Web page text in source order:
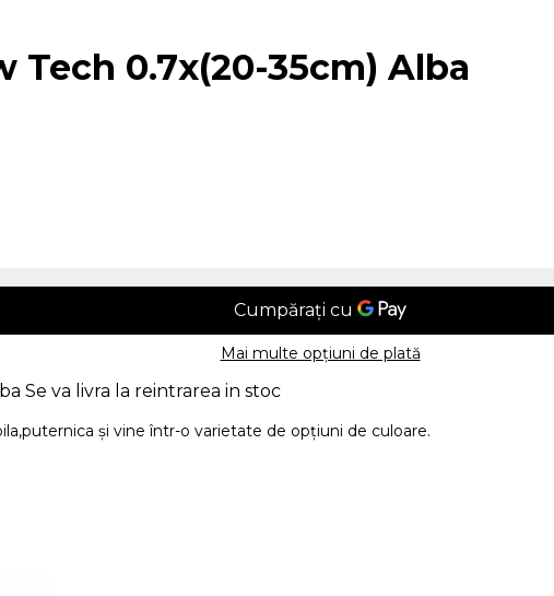
Tech 0.7x(20-35cm) Alba
Mai multe opțiuni de plată
Se va livra la reintrarea in stoc
și vine într-o varietate de opțiuni de culoare.